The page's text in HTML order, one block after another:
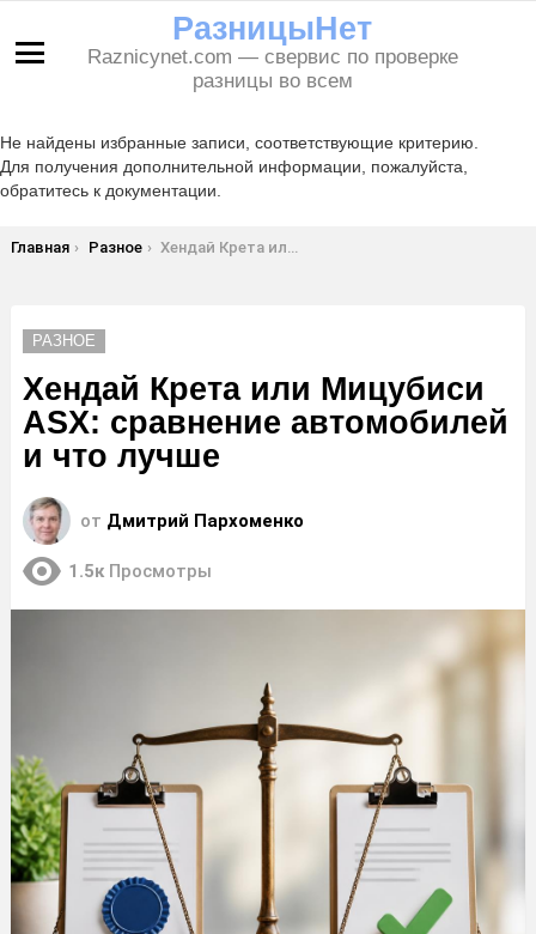
РазницыНет
Raznicynet.com — свервис по проверке
разницы во всем
Не найдены избранные записи, соответствующие критерию.
Для получения дополнительной информации, пожалуйста,
обратитесь к документации.
Вы здесь:
Главная Разное Хендай Крета или Мицубиси ASX: сравнение автомобилей и что лучше
РАЗНОЕ
Хендай Крета или Мицубиси
ASX: сравнение автомобилей
и что лучше
от Дмитрий Пархоменко
1.5к Просмотры